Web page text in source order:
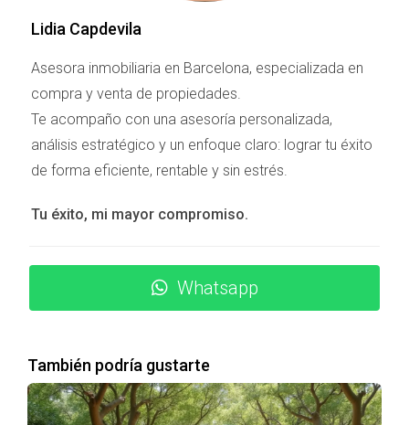
PERSONAL SHOPPER
INMOBILIARIO?
Contratar a un Personal Shopper Inmobiliario no es
solo una cuestión de conveniencia; hay momentos
específicos en los que su experiencia se vuelve
invaluable. A continuación, exploraremos tres
situaciones comunes que pueden indicar que es hora
Falta de tiempo
La vida moderna está llena de responsabilidades y
poco tiempo para dedicar a la búsqueda de
propiedades, un Personal Shopper Inmobiliario puede
ser tu mejor opción. Este profesional se encargará de
Lidia Capdevila
Asesora inmobiliaria en Barcelona, especializada en
compra y venta de propiedades.
Te acompaño con una asesoría personalizada,
análisis estratégico y un enfoque claro: lograr tu éxito
de forma eficiente, rentable y sin estrés.
Tu éxito, mi mayor compromiso.
Whatsapp
También podría gustarte